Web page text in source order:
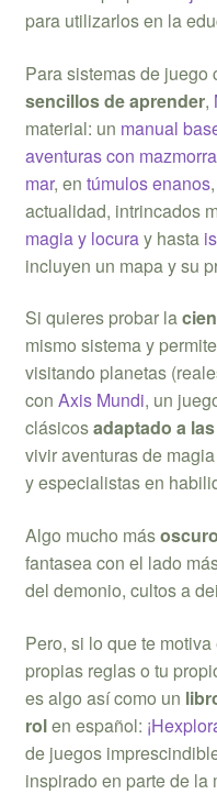
para utilizarlos en la
Para sistemas de
sencillos de aprender,
material: un manual
aventuras con
mar, en túmulos enanos
actualidad, intrincados
magia y locuray hasta
incluyen un mapa y su
Si quieres probar la
mismo sistema y
visitando planetas
con Axis Mundi, un
clásicosadaptado a
vivir aventuras de
y especialistas en
Algo mucho más
fantasea con el lado
del demonio, cultos a
Pero, si lo que te
propias reglas o tu
es algo así como un
rolen español:
de juegos
inspirado en parte de la